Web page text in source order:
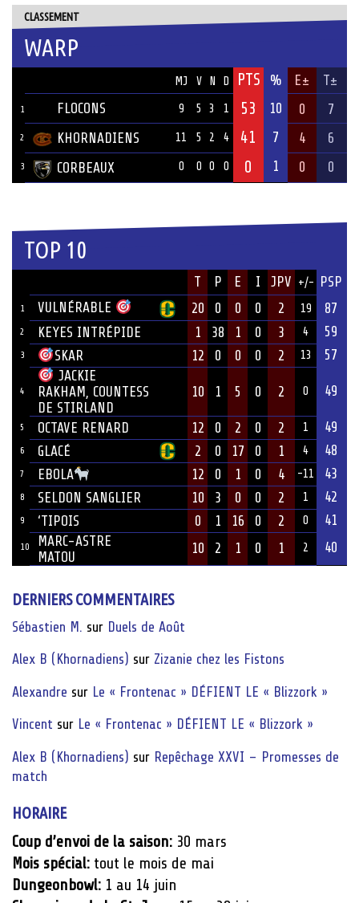
CLASSEMENT
WARP
MJ V N D PTS % E± T±
1 FLOCONS 9 5 3 1 53 10 0 7
2 KHORNADIENS 11 5 2 4 41 7 4 6
3 CORBEAUX 0 0 0 0 0 1 0 0
TOP 10
T P E I JPV +/- PSP
1 VULNÉRABLE 20 0 0 0 2 19 87
2 KEYES INTRÉPIDE 1 38 1 0 3 4 59
3 SKAR 12 0 0 0 2 13 57
4
JACKIE
RAKHAM, COUNTESS
DE STIRLAND
10 1 5 0 2 0 49
5 OCTAVE RENARD 12 0 2 0 2 1 49
6 GLACÉ 2 0 17 0 1 4 48
7 EBOLA 12 0 1 0 4 -11 43
8 SELDON SANGLIER 10 3 0 0 2 1 42
9 ‘TIPOIS 0 1 16 0 2 0 41
10
MARC-ASTRE
MATOU
10 2 1 0 1 2 40
DERNIERS COMMENTAIRES
Sébastien M. sur Duels de Août
Alex B (Khornadiens) sur Zizanie chez les Fistons
Alexandre sur Le « Frontenac » DÉFIENT LE « Blizzork »
Vincent sur Le « Frontenac » DÉFIENT LE « Blizzork »
Alex B (Khornadiens) sur Repêchage XXVI – Promesses de
match
HORAIRE
Coup d’envoi de la saison: 30 mars
Mois spécial: tout le mois de mai
Dungeonbowl: 1 au 14 juin